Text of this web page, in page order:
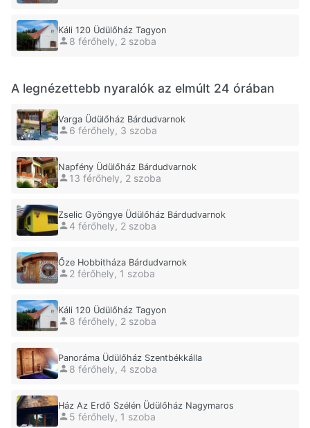
Káli 120 Üdülőház Tagyon
8 férőhely, 2 szoba
A legnézettebb nyaralók az elmúlt 24 órában
Varga Üdülőház Bárdudvarnok
6 férőhely, 3 szoba
Napfény Üdülőház Bárdudvarnok
13 férőhely, 2 szoba
Zselic Gyöngye Üdülőház Bárdudvarnok
4 férőhely, 2 szoba
Őze Hobbitháza Bárdudvarnok
2 férőhely, 1 szoba
Káli 120 Üdülőház Tagyon
8 férőhely, 2 szoba
Panoráma Üdülőház Szentbékkálla
8 férőhely, 4 szoba
Ház Az Erdő Szélén Üdülőház Nagymaros
5 férőhely, 1 szoba